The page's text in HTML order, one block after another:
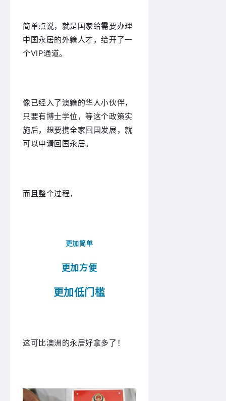
简单点说，就是国家给需要办理
中国永居的外籍人才，给开了一
个VIP通道。
像已经入了澳籍的华人小伙伴，
只要有博士学位，等这个政策实
施后，想要携全家回国发展，就
可以申请回国永居。
而且整个过程，
更加简单
更加方便
更加低门槛
这可比澳洲的永居好拿多了！